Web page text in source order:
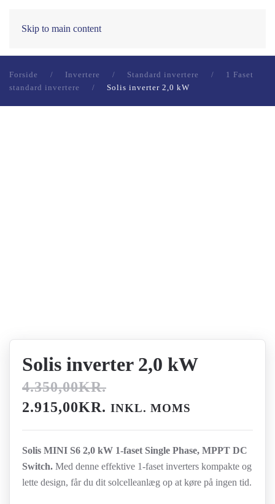
Skip to main content
Forside Invertere Standard invertere
1 Faset
standard invertere
Solis inverter 2,0 kW
Solis inverter 2,0 kW
4.350,00KR.
DEN
OPRINDELIGE
PRIS
VAR:
4.350,00KR..
2.915,00KR. DEN
AKTUELLE
PRIS
ER:
2.915,00KR..
INKL. MOMS
Solis MINI S6 2,0 kW 1-faset Single Phase, MPPT DC
Switch. Med denne effektive 1-faset inverters kompakte og
lette design, får du dit solcelleanlæg op at køre på ingen tid.